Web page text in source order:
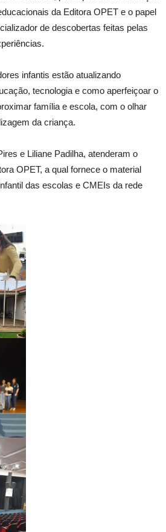
da Editora OPET e o papel
de descobertas feitas pelas
infantis estão atualizando
tecnologia e como aperfeiçoar o
família e escola, com o olhar
da criança.
e Liliane Padilha, atenderam o
OPET, a qual fornece o material
das escolas e CMEIs da rede